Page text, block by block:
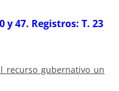
y 47. Registros: T. 23
recurso gubernativo un